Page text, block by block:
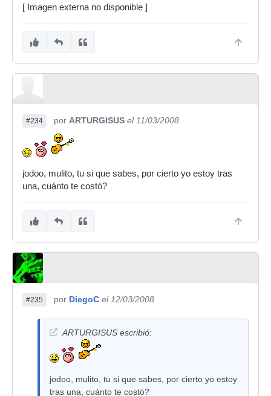
[ Imagen externa no disponible ]
#234 por ARTURGISUS el 11/03/2008
jodoo, mulito, tu si que sabes, por cierto yo estoy tras
una, cuánto te costó?
#235 por DiegoC el 12/03/2008
ARTURGISUS escribió:
jodoo, mulito, tu si que sabes, por cierto yo estoy
tras una, cuánto te costó?